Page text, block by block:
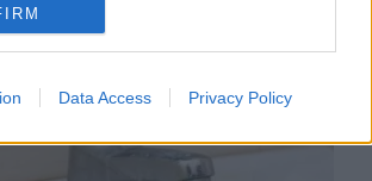
Data Access Privacy Policy
mint gondolnád